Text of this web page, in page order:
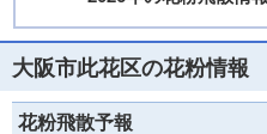
大阪市此花区の花粉情報
花粉飛散予報